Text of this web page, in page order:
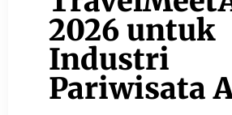
2026 untuk
Industri
Pariwisata